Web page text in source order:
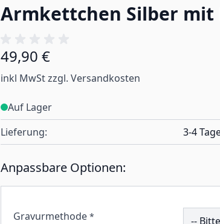
Armkettchen Silber mit
49,90 €
inkl MwSt zzgl. Versandkosten
Auf Lager
Lieferung:
3-4
Anpassbare Optionen:
Gravurmethode * 208098